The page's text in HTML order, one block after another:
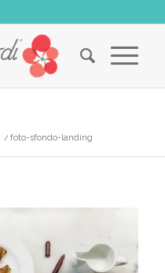
/ foto-sfondo-landing